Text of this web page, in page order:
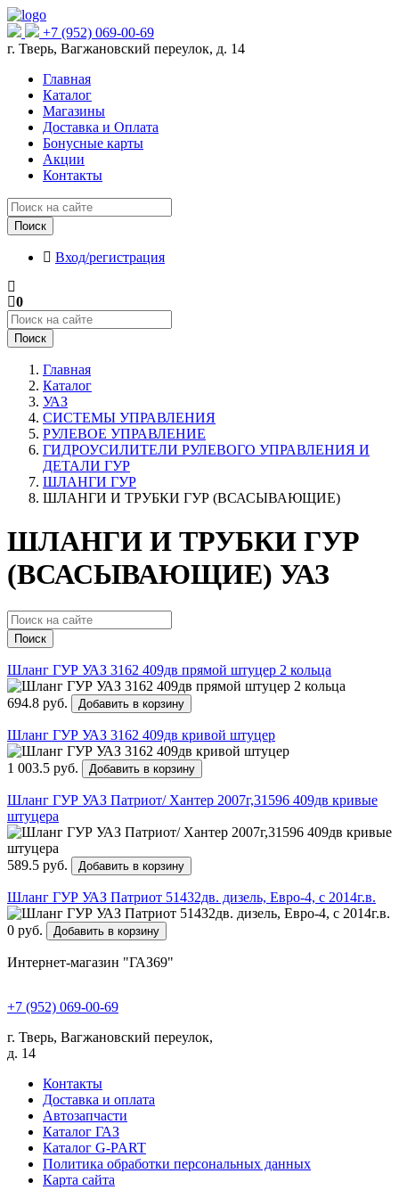
+7 (952) 069-00-69
г. Тверь, Вагжановский переулок, д. 14
Главная
Каталог
Магазины
Доставка и Оплата
Бонусные карты
Акции
Контакты
Поиск
Вход/регистрация
0
Поиск
Главная
Каталог
УАЗ
СИСТЕМЫ УПРАВЛЕНИЯ
РУЛЕВОЕ УПРАВЛЕНИЕ
ГИДРОУСИЛИТЕЛИ РУЛЕВОГО УПРАВЛЕНИЯ И
ДЕТАЛИ ГУР
ШЛАНГИ ГУР
ШЛАНГИ И ТРУБКИ ГУР (ВСАСЫВАЮЩИЕ)
ШЛАНГИ И ТРУБКИ ГУР
(ВСАСЫВАЮЩИЕ) УАЗ
Поиск
Шланг ГУР УАЗ 3162 409дв прямой штуцер 2 кольца
694.8 руб. Добавить в корзину
Шланг ГУР УАЗ 3162 409дв кривой штуцер
1 003.5 руб. Добавить в корзину
Шланг ГУР УАЗ Патриот/ Хантер 2007г,31596 409дв кривые
штуцера
589.5 руб. Добавить в корзину
Шланг ГУР УАЗ Патриот 51432дв. дизель, Евро-4, с 2014г.в.
0 руб. Добавить в корзину
Интернет-магазин "ГАЗ69"
+7 (952) 069-00-69
г. Тверь, Вагжановский переулок,
д. 14
Контакты
Доставка и оплата
Автозапчасти
Каталог ГАЗ
Каталог G-PART
Политика обработки персональных данных
Карта сайта